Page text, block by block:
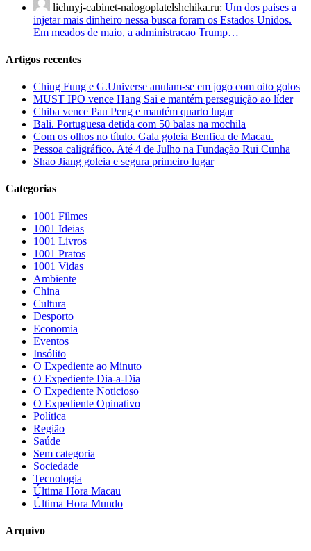
lichnyj-cabinet-nalogoplatelshchika.ru: Um dos paises a
injetar mais dinheiro nessa busca foram os Estados Unidos.
Em meados de maio, a administracao Trump…
Artigos recentes
Ching Fung e G.Universe anulam-se em jogo com oito golos
MUST IPO vence Hang Sai e mantém perseguição ao líder
Chiba vence Pau Peng e mantém quarto lugar
Bali. Portuguesa detida com 50 balas na mochila
Com os olhos no título. Gala goleia Benfica de Macau.
Pessoa caligráfico. Até 4 de Julho na Fundação Rui Cunha
Shao Jiang goleia e segura primeiro lugar
Categorias
1001 Filmes
1001 Ideias
1001 Livros
1001 Pratos
1001 Vidas
Ambiente
China
Cultura
Desporto
Economia
Eventos
Insólito
O Expediente ao Minuto
O Expediente Dia-a-Dia
O Expediente Noticioso
O Expediente Opinativo
Política
Região
Saúde
Sem categoria
Sociedade
Tecnologia
Última Hora Macau
Última Hora Mundo
Arquivo